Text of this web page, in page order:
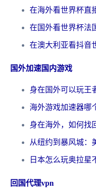
国外加速国内游戏
回国代理vpn